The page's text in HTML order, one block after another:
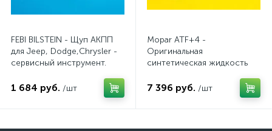
FEBI BILSTEIN - Щуп АКПП
для Jeep, Dodge,Chrysler -
сервисный инструмент.
1 684 руб. /шт
Mopar ATF+4 -
Оригинальная
синтетическая жидкость
7 396 руб. /шт